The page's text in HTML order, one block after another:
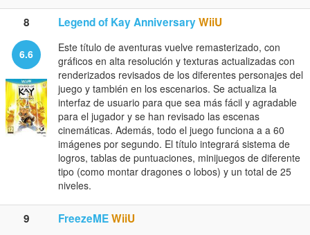
8 Legend of Kay AnniversaryWiiU
6.6
Este título de aventuras vuelve remasterizado, con
gráficos en alta resolución y texturas actualizadas con
renderizados revisados de los diferentes personajes del
juego y también en los escenarios. Se actualiza la
interfaz de usuario para que sea más fácil y agradable
para el jugador y se han revisado las escenas
cinemáticas. Además, todo el juego funciona a a 60
imágenes por segundo. El título integrará sistema de
logros, tablas de puntuaciones, minijuegos de diferente
tipo (como montar dragones o lobos) y un total de 25
niveles.
9 FreezeMEWiiU